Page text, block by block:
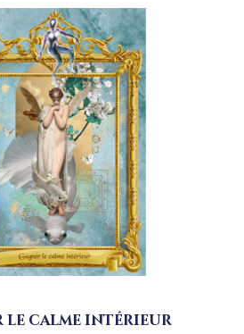
le calme intérieur